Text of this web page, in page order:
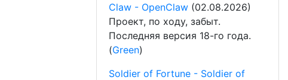
Claw - OpenClaw (02.08.2026)
Проект, по ходу, забыт.
Последняя версия 18-го года.
(Green)
Soldier of Fortune - Soldier of